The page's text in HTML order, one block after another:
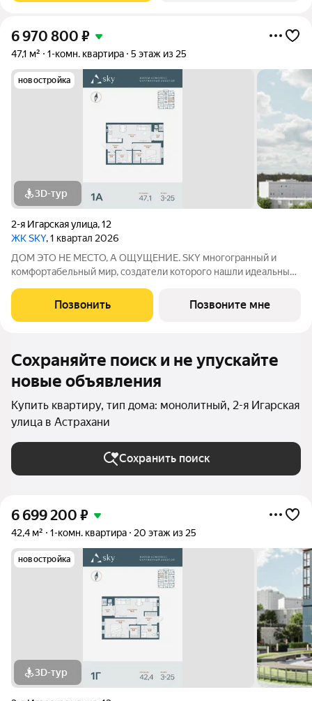
6 970 800 ₽
47,1 м² 1-комн. квартира 5 этаж из 25
новостройка
3D-тур
2-я Игарская улица,12
ЖК SKY, 1 квартал 2026
ДОМ ЭТО НЕ МЕСТО, А ОЩУЩЕНИЕ. SKY многогранный и
комфортабельный мир, создатели которого нашли идеальный
комфортом современных инженерных систем и уютом
тщательно продуманной инфраструктуры.
Позвонить Позвоните мне
Сохраняйте поиск и не упускайте
новые объявления
Купить квартиру, тип дома: монолитный, 2-я Игарская
улица в Астрахани
Сохранить поиск
6 699 200 ₽
42,4 м² 1-комн. квартира 20 этаж из 25
новостройка
3D-тур